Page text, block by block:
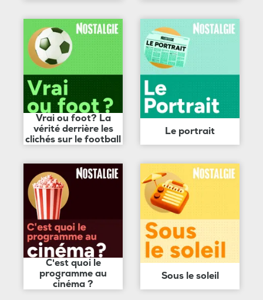
Vrai ou foot? La
vérité derrière les
clichés sur le football
Le portrait
C'est quoi le
programme au
cinéma ?
Sous le soleil